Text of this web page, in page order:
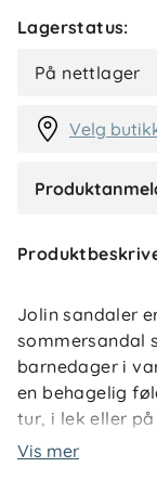
Lagerstatus:
På nettlager
Velg
F
Jolin sandaler
sommersandal
barnedager i
en behagelig
tur, i lek eller
Vis mer